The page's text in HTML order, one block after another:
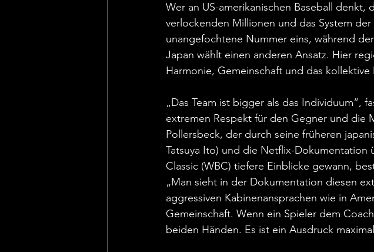
Wer an US-amerikanischen Baseball
verlockenden Millionen und das System
unangefochtene Nummer eins, während
Japan wählt einen anderen Ansatz. Hier
Harmonie, Gemeinschaft und das kollektive
„Das Team ist bigger als das Individuum“,
extremen Respekt für den Gegner und die
Pollersbeck, der durch seine früheren
Tatsuya Ito) und die Netflix-Dokumentation
Classic (WBC) tiefere Einblicke gewann,
„Man sieht in der Dokumentation diesen
aggressiven Kabinenansprachen wie in
Gemeinschaft. Wenn ein Spieler dem
beiden Händen. Es ist ein Ausdruck